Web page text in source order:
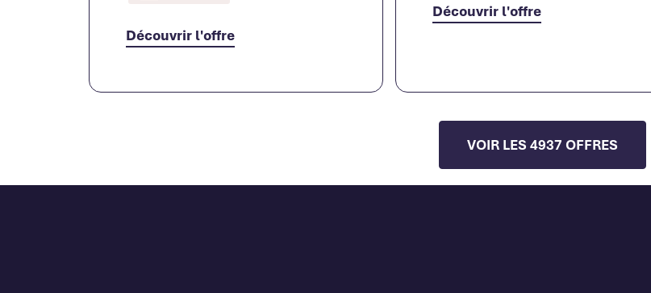
Découvrir l'offre
Découvrir l'offre
VOIR LES 4937 OFFRES